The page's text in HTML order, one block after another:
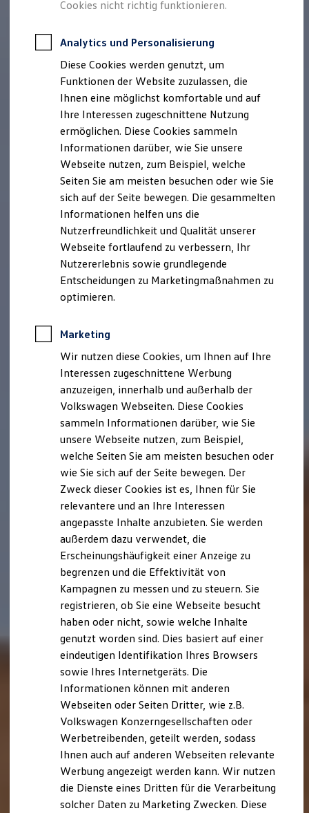
TopDeal
Zertifizierte Gebrauchtwagen
Für Privatkunden
Für Gewerbekunden
Leasing
Für Privatkunden
Für Gewerbekunden
Versicherungen & Garantien
Garantien
Kfz-Versicherung für Nutzfahrzeuge
Restschuldversicherung
Wartungsverträge
Besitzer & Service
Reparatur & Service
Sommer-Special
Reparatur, Pflege & Inspektion
Servicetermin anfragen
Service-Vorteile bei Volkswagen Nutzfahrzeuge
ServicePlus
Economy Service
Räder & Reifen Service
Ersatzfahrzeuge
Software, Konnektivität & Apps
California App
VW Connect für Ihren ID. Buzz
VW Connect für Ihren Transporter/Caravelle
VW Connect für Ihren Amarok
VW Connect für andere Modelle
Connect Pro
Fleet Interface Data
Multistop Pathfinder
Übersicht Software Updates
Hilfreiches für Besitzer
Fahrerassistenz- und Sicherheitssysteme
Kontrollleuchten
Kurzfahrprofile und Ölverdünnung
XTL-Dieselkraftstoff
Ersatzteile und Betriebsflüssigkeiten
Original Zubehör und Lifestyle Produkte
myVolkswagen
myVolkswagen Business
Elektrisch & Autonom
Elektro - & Hybridfahrzeuge
Unser Ansatz
Klimafreundlicher Strom
Reichweite & Ladelösungen
Reichweitensimulator
Ladezeitensimulator
Ladelösungen für Privatkunden
Ladelösungen für Gewerbekunden
Wallbox und Ladekabel
Förderung & Kosten der Elektrofahrzeuge
Fördermöglichkeiten für Privatkunden
Fördermöglichkeiten für Gewerbekunden
Autonomes Fahren
Mehr zum ID. Buzz
Online Beratung
Cookies nicht richtig funktionieren.
Analytics und Personalisierung
Diese Cookies werden genutzt, um
Funktionen der Website zuzulassen, die
Ihnen eine möglichst komfortable und auf
Ihre Interessen zugeschnittene Nutzung
ermöglichen. Diese Cookies sammeln
Informationen darüber, wie Sie unsere
Webseite nutzen, zum Beispiel, welche
Seiten Sie am meisten besuchen oder wie Sie
sich auf der Seite bewegen. Die gesammelten
Informationen helfen uns die
Nutzerfreundlichkeit und Qualität unserer
Webseite fortlaufend zu verbessern, Ihr
Nutzererlebnis sowie grundlegende
Entscheidungen zu Marketingmaßnahmen zu
optimieren.
Marketing
Wir nutzen diese Cookies, um Ihnen auf Ihre
Interessen zugeschnittene Werbung
anzuzeigen, innerhalb und außerhalb der
Volkswagen Webseiten. Diese Cookies
sammeln Informationen darüber, wie Sie
unsere Webseite nutzen, zum Beispiel,
welche Seiten Sie am meisten besuchen oder
wie Sie sich auf der Seite bewegen. Der
Zweck dieser Cookies ist es, Ihnen für Sie
relevantere und an Ihre Interessen
angepasste Inhalte anzubieten. Sie werden
außerdem dazu verwendet, die
Erscheinungshäufigkeit einer Anzeige zu
begrenzen und die Effektivität von
Kampagnen zu messen und zu steuern. Sie
registrieren, ob Sie eine Webseite besucht
haben oder nicht, sowie welche Inhalte
genutzt worden sind. Dies basiert auf einer
eindeutigen Identifikation Ihres Browsers
sowie Ihres Internetgeräts. Die
Informationen können mit anderen
Webseiten oder Seiten Dritter, wie z.B.
Volkswagen Konzerngesellschaften oder
Werbetreibenden, geteilt werden, sodass
Ihnen auch auf anderen Webseiten relevante
Werbung angezeigt werden kann. Wir nutzen
die Dienste eines Dritten für die Verarbeitung
solcher Daten zu Marketing Zwecken. Diese